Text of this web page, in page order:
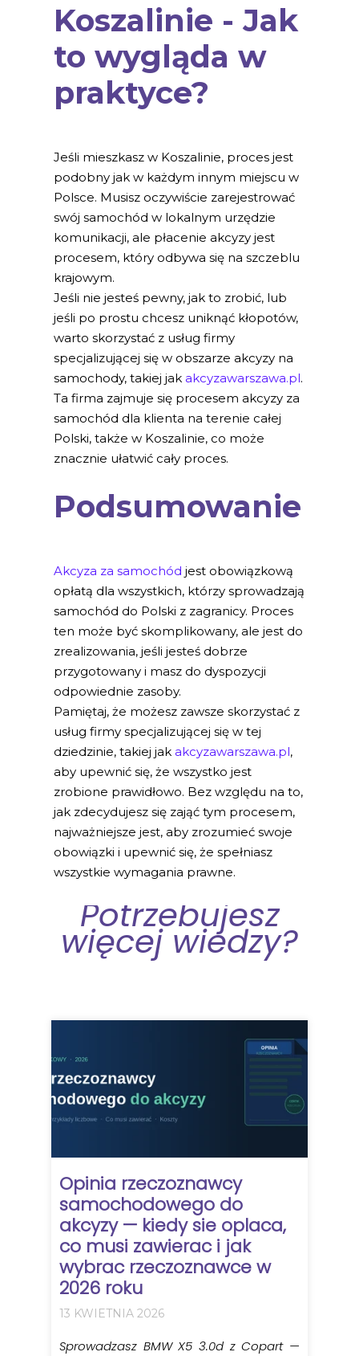
Koszalinie - Jak
to wygląda w
praktyce?
Jeśli mieszkasz w Koszalinie, proces jest
podobny jak w każdym innym miejscu w
Polsce. Musisz oczywiście zarejestrować
swój samochód w lokalnym urzędzie
komunikacji, ale płacenie akcyzy jest
procesem, który odbywa się na szczeblu
krajowym.
Jeśli nie jesteś pewny, jak to zrobić, lub
jeśli po prostu chcesz uniknąć kłopotów,
warto skorzystać z usług firmy
specjalizującej się w obszarze akcyzy na
samochody, takiej jak akcyzawarszawa.pl.
Ta firma zajmuje się procesem akcyzy za
samochód dla klienta na terenie całej
Polski, także w Koszalinie, co może
znacznie ułatwić cały proces.
Podsumowanie
Akcyza za samochód jest obowiązkową
opłatą dla wszystkich, którzy sprowadzają
samochód do Polski z zagranicy. Proces
ten może być skomplikowany, ale jest do
zrealizowania, jeśli jesteś dobrze
przygotowany i masz do dyspozycji
odpowiednie zasoby.
Pamiętaj, że możesz zawsze skorzystać z
usług firmy specjalizującej się w tej
dziedzinie, takiej jak akcyzawarszawa.pl,
aby upewnić się, że wszystko jest
zrobione prawidłowo. Bez względu na to,
jak zdecydujesz się zająć tym procesem,
najważniejsze jest, aby zrozumieć swoje
obowiązki i upewnić się, że spełniasz
wszystkie wymagania prawne.
Potrzebujesz
więcej wiedzy?
Opinia rzeczoznawcy
samochodowego do
akcyzy — kiedy sie oplaca,
co musi zawierac i jak
wybrac rzeczoznawce w
2026 roku
13 KWIETNIA 2026
Sprowadzasz BMW X5 3.0d z Copart —